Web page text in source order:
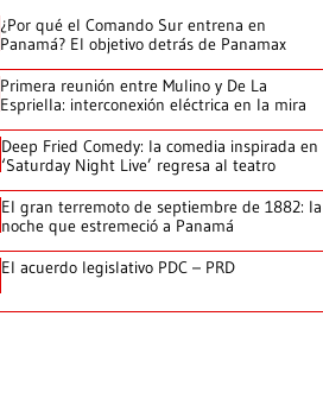
¿Por qué el Comando Sur entrena en
Panamá? El objetivo detrás de Panamax
Primera reunión entre Mulino y De La
Espriella: interconexión eléctrica en la mira
Deep Fried Comedy: la comedia inspirada en
‘Saturday Night Live’ regresa al teatro
El gran terremoto de septiembre de 1882: la
noche que estremeció a Panamá
El acuerdo legislativo PDC – PRD